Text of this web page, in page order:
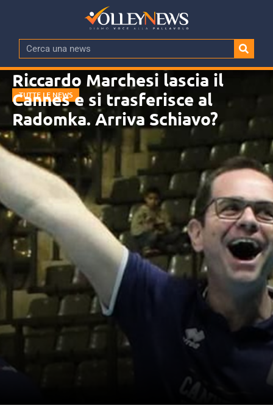
TUTTE LE NEWS
Riccardo Marchesi lascia il
Cannes e si trasferisce al
Radomka. Arriva Schiavo?